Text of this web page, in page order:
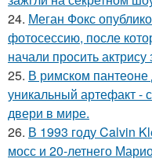
24. Меган Фокс
фотосессию, после
начали просить
25. В римском
уникальный артефакт
двери в мире.
26. В 1993 году Calvin
мосс и 20-летнего